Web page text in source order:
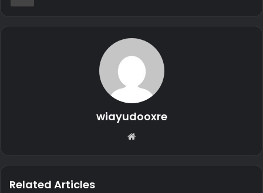
wiayudooxre
Related Articles